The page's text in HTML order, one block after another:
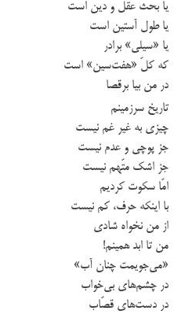
یا بحث عقل و دین است
یا طول آستین است
یا «سیلی» برادر
که کلّ «هفت‌سین» است
در من بیا برقصا
تاریخ سرزمینم
چیزی به غیر غم نیست
جز پوچی و عدم نیست
جز اشک متّهم نیست
امّا سکوت کردیم
با اینکه حرف، کم نیست
از من نخواه شادی
من تا ابد همینم!
«می‌جویمت چنان آب»
در چشم‌های بی‌خواب
در دست‌های قصّاب